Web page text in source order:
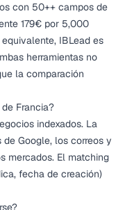
con 50++ campos de
179€ por 5,000
IBLead es
herramientas no
la comparación
Francia?
indexados. La
Google, los correos y
mercados. El matching
fecha de creación)